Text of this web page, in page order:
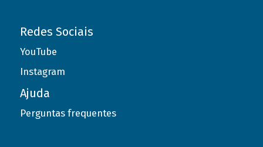
Redes Sociais
YouTube
Instagram
Ajuda
Perguntas frequentes